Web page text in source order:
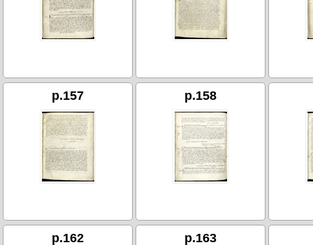
p.157 p.158
p.162 p.163